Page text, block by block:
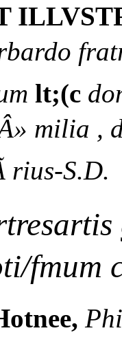
lt;(c
milia
rius-S.D.
fmum